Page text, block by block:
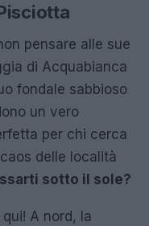
pensare alle sue
di Acquabianca
fondale sabbioso
un vero
per chi cerca
delle località
sotto il sole?
A nord, la